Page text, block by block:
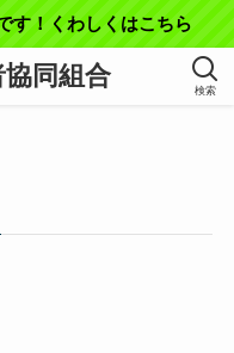
す！くわしくはこちら
同組合 検索